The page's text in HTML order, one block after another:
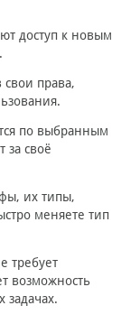
доступ к новым
свои права,
по выбранным
за своё
их типы,
меняете тип
требует
возможность
задачах.